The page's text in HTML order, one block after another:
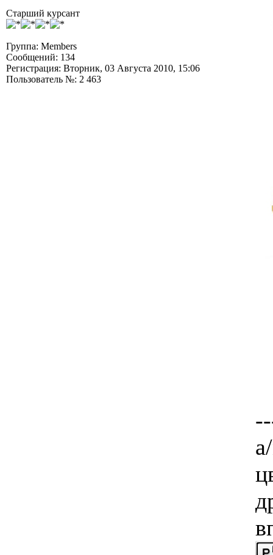
Старший курсант
Группа: Members
Сообщений: 134
Регистрация: Вторник, 03 Августа 2010, 15:06
Пользователь №: 2 463